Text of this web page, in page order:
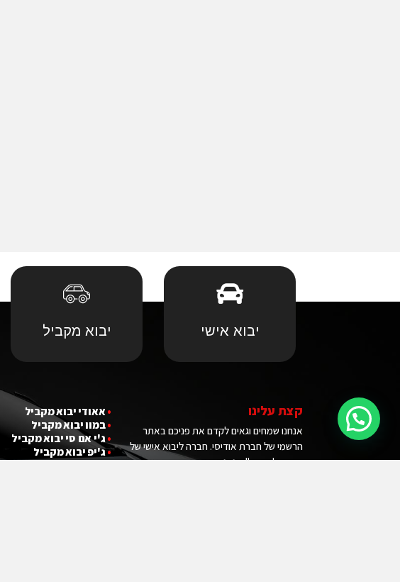
יבוא אישי יבוא מקביל
קצת עלינו
אנחנו שמחים וגאים לקדם את פניכם באתר
הרשמי של חברת אודיסי. חברה ליבוא אישי של
רכבים לישראל! אנחנו מעריכים ומכבדים את
• אאודי יבוא מקביל
•במוו יבוא מקביל
•ג'י אם סי יבוא מקביל
•ג'יפ יבוא מקביל